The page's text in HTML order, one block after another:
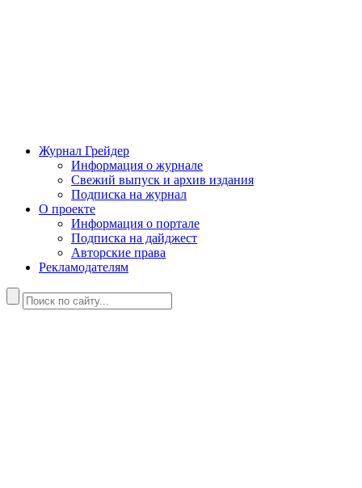
Журнал Грейдер
Информация о журнале
Свежий выпуск и архив издания
Подписка на журнал
О проекте
Информация о портале
Подписка на дайджест
Авторские права
Рекламодателям